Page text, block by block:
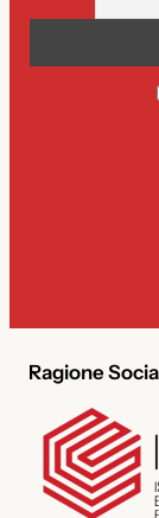
Ragione